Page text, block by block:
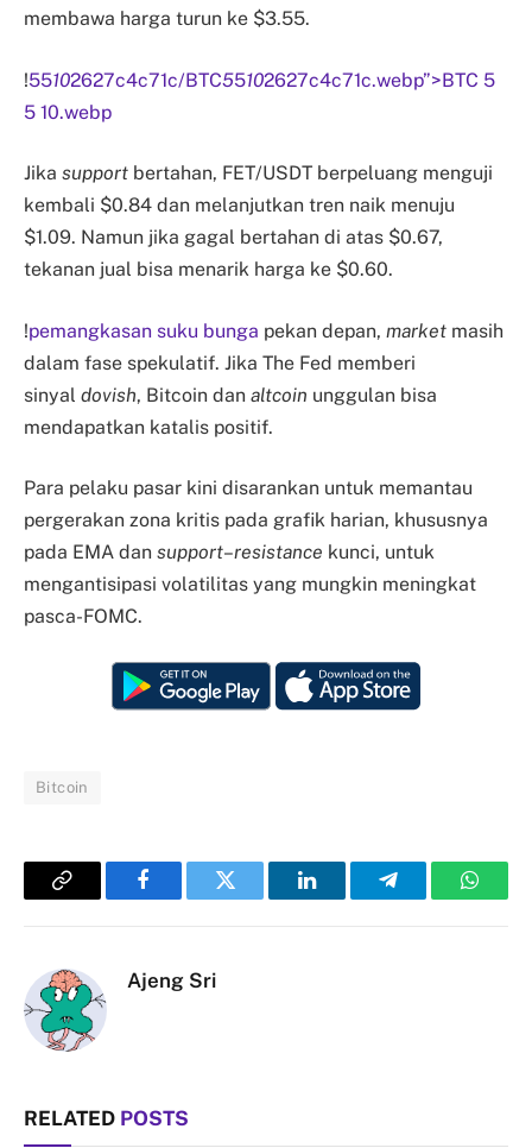
membawa harga turun ke $3.55.
!55102627c4c71c/BTC55102627c4c71c.webp”>BTC 5
5 10.webp
Jika support bertahan, FET/USDT berpeluang menguji
kembali $0.84 dan melanjutkan tren naik menuju
$1.09. Namun jika gagal bertahan di atas $0.67,
tekanan jual bisa menarik harga ke $0.60.
!pemangkasan suku bunga pekan depan, market masih
dalam fase spekulatif. Jika The Fed memberi
sinyal dovish, Bitcoin dan altcoin unggulan bisa
mendapatkan katalis positif.
Para pelaku pasar kini disarankan untuk memantau
pergerakan zona kritis pada grafik harian, khususnya
pada EMA dan support–resistance kunci, untuk
mengantisipasi volatilitas yang mungkin meningkat
pasca-FOMC.
Bitcoin
Copy
FacebookTwitter LinkedInTelegram
Ajeng Sri
RELATED POSTS